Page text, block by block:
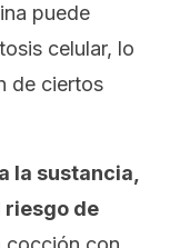
puede
celular, lo
de ciertos
la sustancia,
riesgo de